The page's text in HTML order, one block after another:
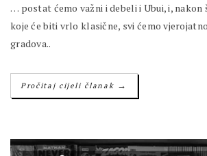
… postat ćemo važni i debeli i Ubui, i, nakon
koje će biti vrlo klasične, svi ćemo
gradova..
Pročitaj cijeli članak →